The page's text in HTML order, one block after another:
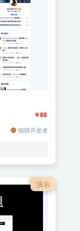
￥88
铜牌开发者
演示